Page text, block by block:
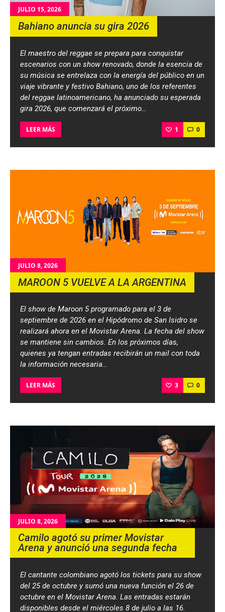
JULIO 15, 2026
Bahiano anuncia su gira 2026
El maestro del reggae se prepara para conquistar
escenarios con un show renovado, donde la esencia de
su música se entrelaza con la energía del público en un
viaje vibrante y festivo Bahiano, uno de los referentes
del reggae latinoamericano, ha anunciado su esperada
gira 2026, que comenzará el próximo…
LEER MÁS 1 0
JULIO 8, 2026
MAROON 5 VUELVE A LA ARGENTINA
El show de Maroon 5 programado para el 3 de
septiembre de 2026 en el Hipódromo de San Isidro se
realizará ahora en el Movistar Arena. La fecha del show
se mantiene sin cambios. En los próximos días,
quienes ya tengan entradas recibirán un mail con toda
la información necesaria…
LEER MÁS 3 0
JULIO 8, 2026
Camilo agotó su primer Movistar
Arena y anunció una segunda fecha
El cantante colombiano agotó los tickets para su show
del 25 de octubre y sumó una nueva función el 26 de
octubre en el Movistar Arena. Las entradas estarán
disponibles desde el miércoles 8 de julio a las 16.